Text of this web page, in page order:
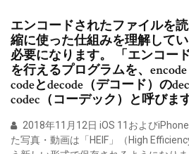
エンコードされたファイルを
縮に使った仕組みを理解して
必要になります。 「エンコー
を行えるプログラムを、
codeとdecode（デコード）の
codec（コーデック）と呼びます
2018年11月12日 iOS 11および
た写真・動画は「HEIF」（High